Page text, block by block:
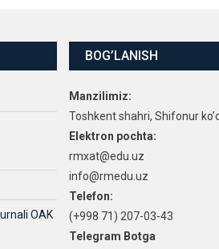
OAK
BOG’LANISH
Manzilimiz:
Toshkent shahri, Shifonur
Elektron pochta:
rmxat@edu.uz
info@rmedu.uz
Telefon:
(+998 71) 207-03-43
Telegram Botga